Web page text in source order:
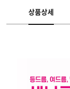
상품상세